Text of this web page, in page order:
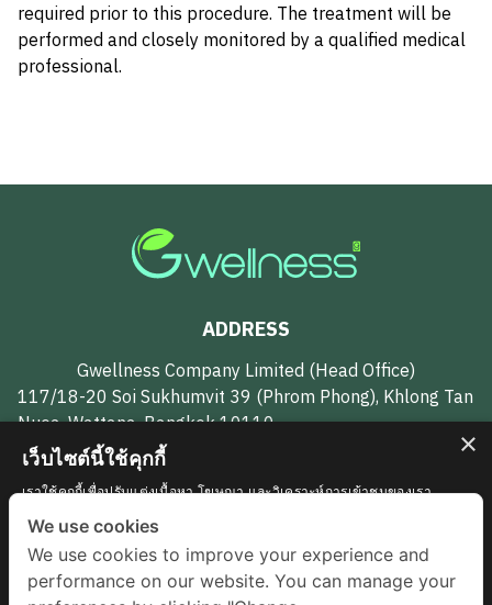
required prior to this procedure. The treatment will be
performed and closely monitored by a qualified medical
professional.
ADDRESS
Gwellness Company Limited (Head Office)
117/18-20 Soi Sukhumvit 39 (Phrom Phong), Khlong Tan
Nuea, Wattana, Bangkok 10110
CONTACT US
gwellnessth@gmail.com
×
เว็บไซต์นี้ใช้คุกกี้
เราใช้คุกกี้เพื่อปรับแต่งเนื้อหา โฆษณา และวิเคราะห์การเข้าชมของเรา
โฆษณาและการวิเคราะห์ของเราซึ่งอาจรวมเข้ากับข้อมูลอื่น ๆ ที่คุณมอบให้
หรือที่พวกเขารวบรวมจากการใช้บริการของพวกเขารายละเอียดเพิ่มเติม
จำเป็นอย่างยิ่ง
ประสิทธิภาพในการทำงาน
We use cookies
We use cookies to improve your experience and
performance on our website. You can manage your